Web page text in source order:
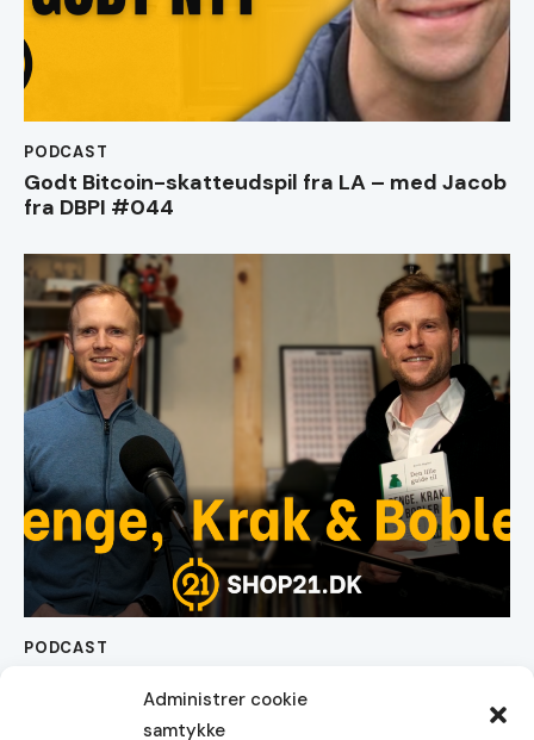
Administrer cookie
samtykke
PODCAST
Godt Bitcoin-skatteudspil fra LA – med Jacob
fra DBPI #044
PODCAST